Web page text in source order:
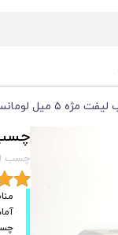
مژه ۵ میل لومانسا
چسب
چسب لیفت